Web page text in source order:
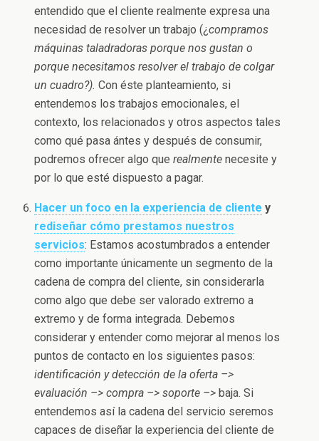
entendido que el cliente realmente expresa una
necesidad de resolver un trabajo (¿compramos
máquinas taladradoras porque nos gustan o
porque necesitamos resolver el trabajo de colgar
un cuadro?).Con éste planteamiento, si
entendemos los trabajos emocionales, el
contexto, los relacionados y otros aspectos tales
como qué pasa ántes y después de consumir,
podremos ofrecer algo querealmente necesite y
por lo que esté dispuesto a pagar.
Hacer un foco en la experiencia de cliente y
rediseñar cómo prestamos nuestros
servicios: Estamos acostumbrados a entender
como importante únicamente un segmento de la
cadena de compra del cliente, sin considerarla
como algo que debe ser valorado extremo a
extremo y de forma integrada. Debemos
considerar y entender como mejorar al menos los
puntos de contacto en los siguientes pasos:
identificación y detección de la oferta –>
evaluación –> compra –> soporte –> baja. Si
entendemos así la cadena del servicio seremos
capaces de diseñar la experiencia del cliente de